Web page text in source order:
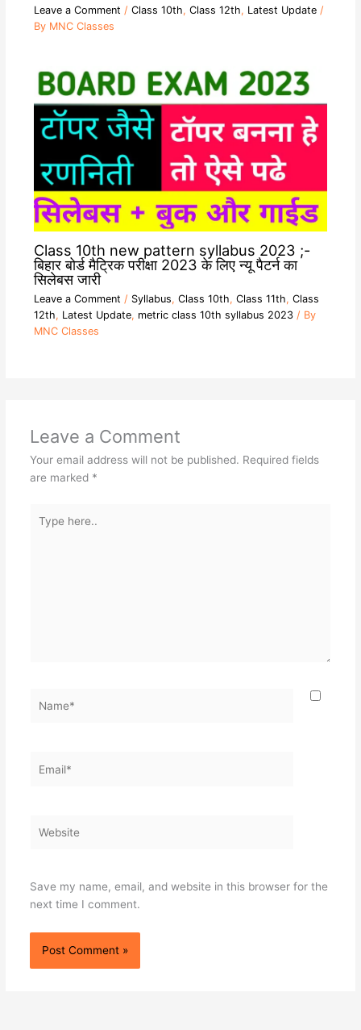
Leave a Comment / Class 10th, Class 12th, Latest Update/
By MNC Classes
Class 10th new pattern syllabus 2023 ;-
बिहार बोर्ड मैट्रिक परीक्षा 2023 के लिए न्यू पैटर्न का
सिलेबस जारी
Leave a Comment / Syllabus, Class 10th, Class 11th, Class
12th, Latest Update, metric class 10th syllabus 2023/ By
MNC Classes
Leave a Comment
Your email address will not be published. Required fields
are marked *
here..
Save my name, email, and website in this browser for the
next time I comment.